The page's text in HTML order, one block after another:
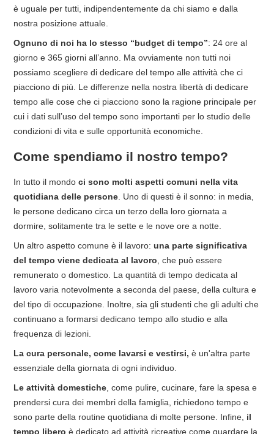
è uguale per tutti, indipendentemente da chi siamo e dalla
nostra posizione attuale.
Ognuno di noi ha lo stesso “budget di tempo”: 24 ore al
giorno e 365 giorni all’anno. Ma ovviamente non tutti noi
possiamo scegliere di dedicare del tempo alle attività che ci
piacciono di più. Le differenze nella nostra libertà di dedicare
tempo alle cose che ci piacciono sono la ragione principale per
cui i dati sull’uso del tempo sono importanti per lo studio delle
condizioni di vita e sulle opportunità economiche.
Come spendiamo il nostro tempo?
In tutto il mondo ci sono molti aspetti comuni nella vita
quotidiana delle persone . Uno di questi è il sonno: in media,
le persone dedicano circa un terzo della loro giornata a
dormire, solitamente tra le sette e le nove ore a notte.
Un altro aspetto comune è il lavoro: una parte significativa
del tempo viene dedicata al lavoro , che può essere
remunerato o domestico. La quantità di tempo dedicata al
lavoro varia notevolmente a seconda del paese, della cultura e
del tipo di occupazione. Inoltre, sia gli studenti che gli adulti che
continuano a formarsi dedicano tempo allo studio e alla
frequenza di lezioni.
La cura personale, come lavarsi e vestirsi, è un'altra parte
essenziale della giornata di ogni individuo.
Le attività domestiche , come pulire, cucinare, fare la spesa e
prendersi cura dei membri della famiglia, richiedono tempo e
sono parte della routine quotidiana di molte persone. Infine, il
tempo libero è dedicato ad attività ricreative come guardare la